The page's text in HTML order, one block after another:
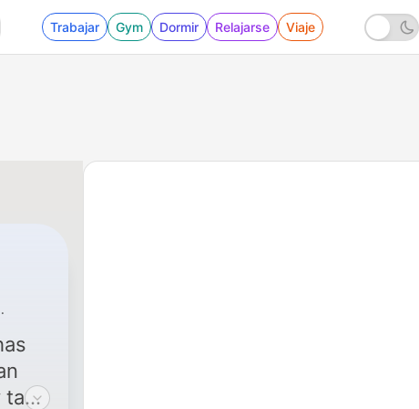
Trabajar Gym Dormir Relajarse Viaje
tan